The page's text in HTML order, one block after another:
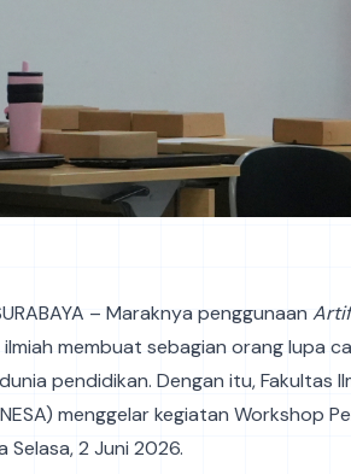
– Maraknya penggunaan
membuat sebagian orang lupa
pendidikan. Dengan itu, Fakultas
menggelar kegiatan Workshop
Selasa, 2 Juni 2026.